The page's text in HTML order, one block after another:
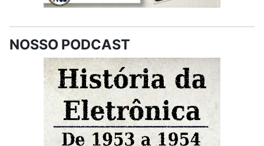
NOSSO PODCAST